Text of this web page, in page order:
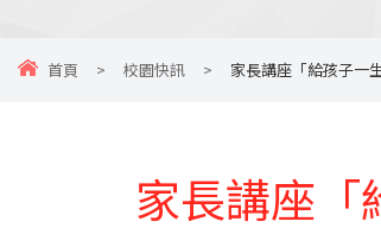
首頁 > 校園快訊 > 家長講座「給孩子一
家長講座「